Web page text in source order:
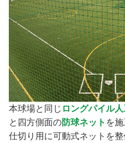
本球場と同じ ロングパイル
と四方側面の防球ネット を
仕切り用に可動式ネットを整